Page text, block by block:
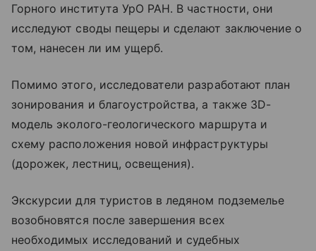
Горного института УрО РАН. В частности, они
исследуют своды пещеры и сделают заключение о
том, нанесен ли им ущерб.
Помимо этого, исследователи разработают план
зонирования и благоустройства, а также 3D-
модель эколого-геологического маршрута и
схему расположения новой инфраструктуры
(дорожек, лестниц, освещения).
Экскурсии для туристов в ледяном подземелье
возобновятся после завершения всех
необходимых исследований и судебных